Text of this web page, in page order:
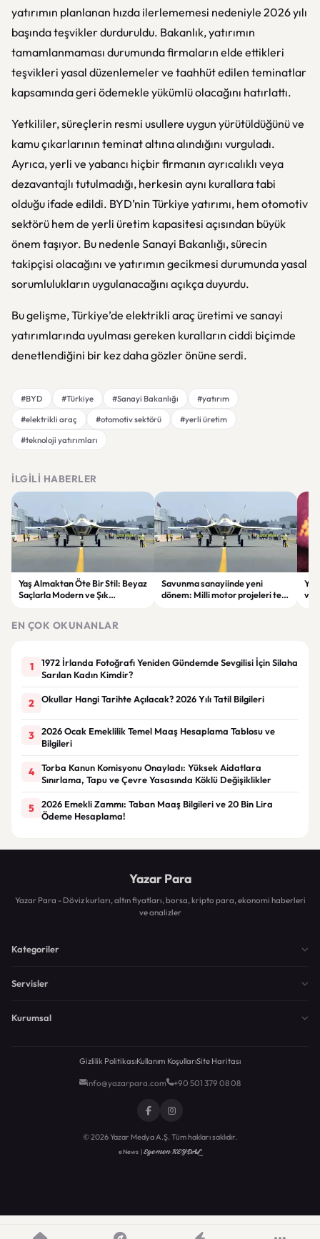
yatırımın planlanan hızda ilerlememesi nedeniyle 2026 yılı
başında teşvikler durduruldu. Bakanlık, yatırımın
tamamlanmaması durumunda firmaların elde ettikleri
teşvikleri yasal düzenlemeler ve taahhüt edilen teminatlar
kapsamında geri ödemekle yükümlü olacağını hatırlattı.
Yetkililer, süreçlerin resmi usullere uygun yürütüldüğünü ve
kamu çıkarlarının teminat altına alındığını vurguladı.
Ayrıca, yerli ve yabancı hiçbir firmanın ayrıcalıklı veya
dezavantajlı tutulmadığı, herkesin aynı kurallara tabi
olduğu ifade edildi. BYD’nin Türkiye yatırımı, hem otomotiv
sektörü hem de yerli üretim kapasitesi açısından büyük
önem taşıyor. Bu nedenle Sanayi Bakanlığı, sürecin
takipçisi olacağını ve yatırımın gecikmesi durumunda yasal
sorumlulukların uygulanacağını açıkça duyurdu.
Bu gelişme, Türkiye’de elektrikli araç üretimi ve sanayi
yatırımlarında uyulması gereken kuralların ciddi biçimde
denetlendiğini bir kez daha gözler önüne serdi.
#BYD #Türkiye #Sanayi Bakanlığı
#yatırım
#elektrikli araç
#otomotiv sektörü
#yerli üretim
#teknoloji yatırımları
İLGILI HABERLER
Yaş Almaktan Öte Bir Stil: Beyaz
Saçlarla Modern ve Şık
Savunma sanayiinde yeni
dönem: Milli motor projeleri tek
EN ÇOK OKUNANLAR
1
1972 İrlanda Fotoğrafı Yeniden Gündemde Sevgilisi İçin Silaha
Sarılan Kadın Kimdir?
2 Okullar Hangi Tarihte Açılacak? 2026 Yılı Tatil Bilgileri
3
2026 Ocak Emeklilik Temel Maaş Hesaplama Tablosu ve
Bilgileri
4
Torba Kanun Komisyonu Onayladı: Yüksek Aidatlara
Sınırlama, Tapu ve Çevre Yasasında Köklü Değişiklikler
5
2026 Emekli Zammı: Taban Maaş Bilgileri ve 20 Bin Lira
Ödeme Hesaplama!
Yazar Para
Yazar Para - Döviz kurları, altın fiyatları, borsa, kripto para, ekonomi haberleri
ve analizler
Kategoriler
Servisler
Kurumsal
Gizlilik PolitikasıKullanım KoşullarıSite Haritası
info@yazarpara.com +90 501 379 08 08
© 2026 Yazar Medya A.Ş. Tüm hakları saklıdır.
eNews |Egemen KEYDAL